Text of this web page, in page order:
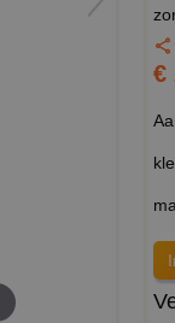
€